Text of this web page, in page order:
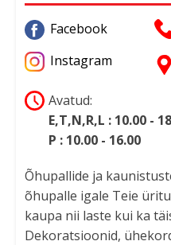
Facebook
Instagram
Avatud:
E,T,N,R,L : 10.00 -
P : 10.00 - 16.00
Õhupallide ja
õhupalle igale Teie
kaupa nii laste kui ka
Dekoratsioonid,